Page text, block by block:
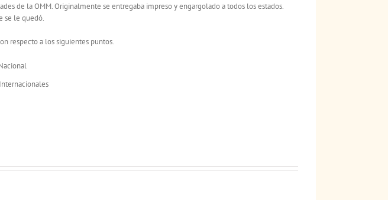
de la OMM. Originalmente se entregaba impreso y engargolado a todos los estados.
se le quedó.
respecto a los siguientes puntos.